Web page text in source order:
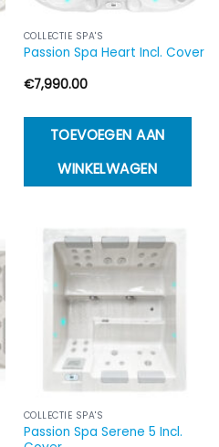
COLLECTIE SPA'S
Passion Spa Heart Incl. Cover
€7,990.00
TOEVOEGEN AAN
WINKELWAGEN
COLLECTIE SPA'S
Passion Spa Serene 5 Incl.